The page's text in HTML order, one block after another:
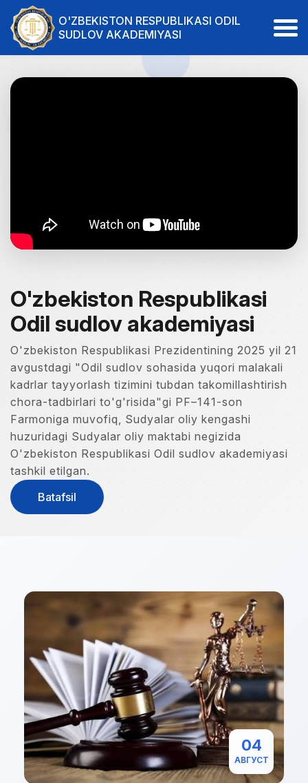
O'ZBEKISTON RESPUBLIKASI ODIL
SUDLOV AKADEMIYASI
O'zbekiston Respublikasi
Odil sudlov akademiyasi
O'zbekiston Respublikasi Prezidentining 2025 yil 21
avgustdagi "Odil sudlov sohasida yuqori malakali
kadrlar tayyorlash tizimini tubdan takomillashtirish
chora-tadbirlari to'g'risida"gi PF–141-son
Farmoniga muvofiq, Sudyalar oliy kengashi
huzuridagi Sudyalar oliy maktabi negizida
O'zbekiston Respublikasi Odil sudlov akademiyasi
tashkil etilgan.
Batafsil
04
АВГУСТ